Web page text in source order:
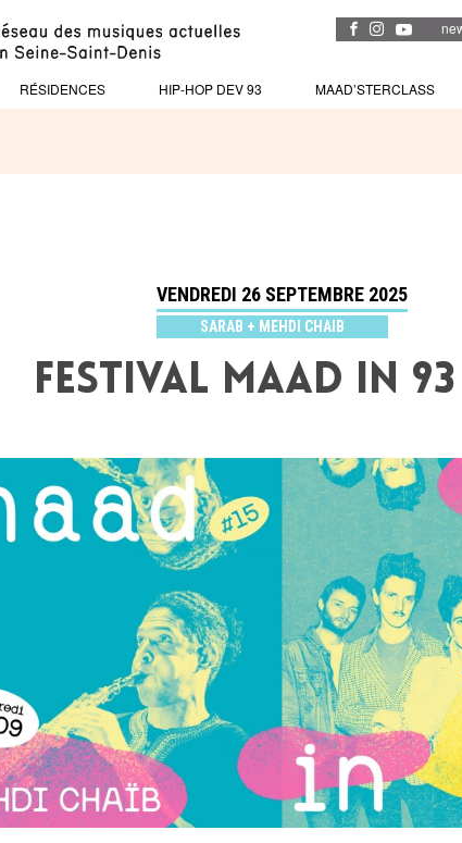
RÉSIDENCES HIP-HOP DEV 93 MAAD’STERCLASS
VENDREDI 26 SEPTEMBRE 2025
SARAB + MEHDI CHAIB
Festival MAAD in 93